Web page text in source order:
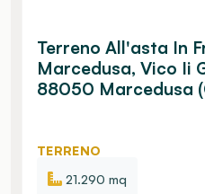
Terreno All'asta In
Marcedusa, Vico Ii
88050 Marcedusa
TERRENO
21.290 mq